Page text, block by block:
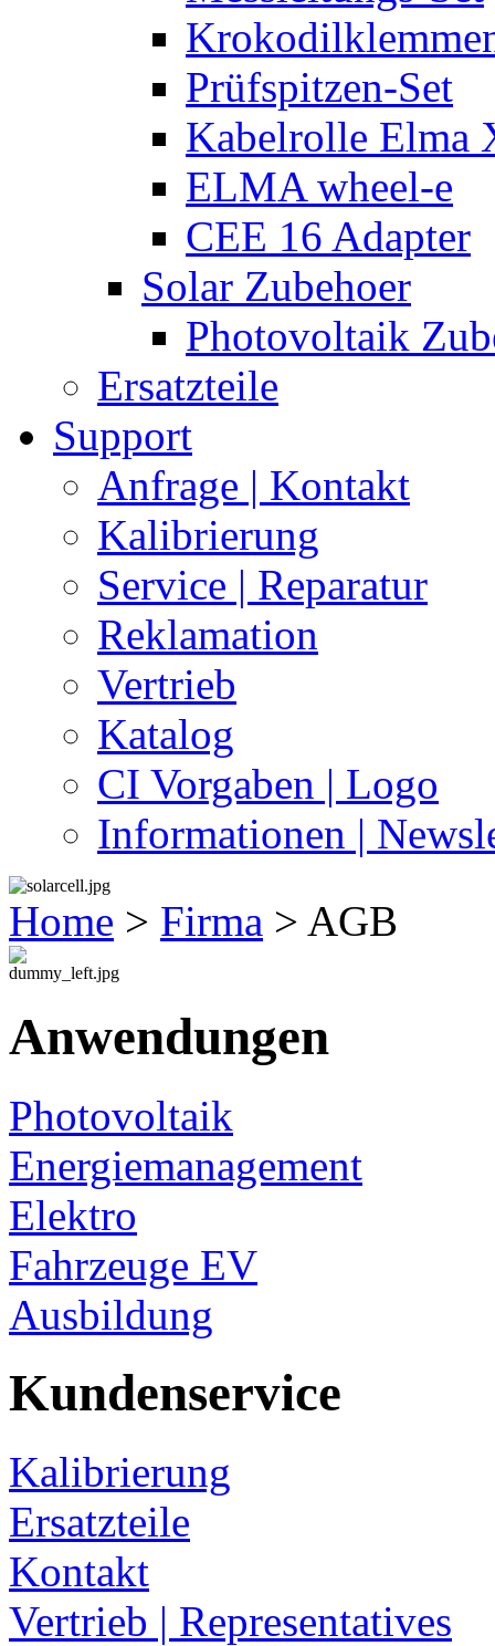
Prüfspitzen-Set
Kabelrolle Elma
ELMA wheel-e
CEE 16 Adapter
Solar Zubehoer
Photovoltaik
Ersatzteile
Support
Anfrage | Kontakt
Kalibrierung
Service | Reparatur
Reklamation
Vertrieb
Katalog
CI Vorgaben | Logo
Informationen |
Home > Firma > AGB
Anwendungen
Photovoltaik
Energiemanagement
Elektro
Fahrzeuge EV
Ausbildung
Kundenservice
Kalibrierung
Ersatzteile
Kontakt
Vertrieb | Representatives